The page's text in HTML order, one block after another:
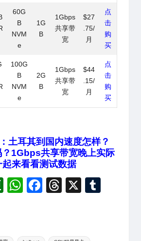
60G
B
NVM
e
1G
B
1Gbps
共享带
宽
$27
.75/
月
点
击
购
买
100G
B
NVM
e
2G
B
1Gbps
共享带
宽
$44
.15/
月
点
击
购
买
土耳其到国内速度怎样？
？1Gbps共享带宽晚上实际
来看看测试数据
D
b
W
s
F
T
a
X